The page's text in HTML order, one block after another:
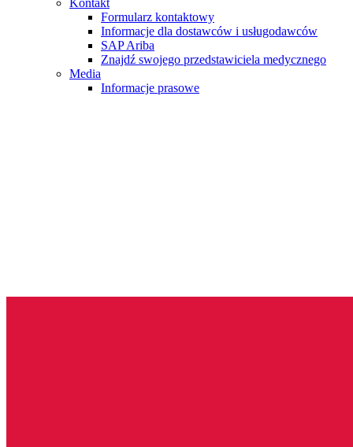
Kontakt
Formularz kontaktowy
Informacje dla dostawców i usługodawców
SAP Ariba
Znajdź swojego przedstawiciela medycznego
Media
Informacje prasowe